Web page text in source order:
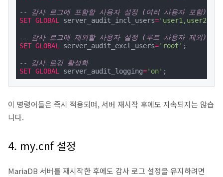
-- 감사 로그에 포함할 사용자 설정 (여러 사용자 포함)
SET GLOBAL server_audit_incl_users=
-- 감사 로그에 제외할 사용자 설정 (루트 사용자 제외)
SET GLOBAL server_audit_excl_users='root' ;
-- 감사 로깅 활성화
SET GLOBAL server_audit_logging='on' ;
이 명령어들은 즉시 적용되며, 서버 재시작 후에도 지속되지는 않습
니다.
4. my.cnf 설정
MariaDB 서버를 재시작한 후에도 감사 로그 설정을 유지하려면